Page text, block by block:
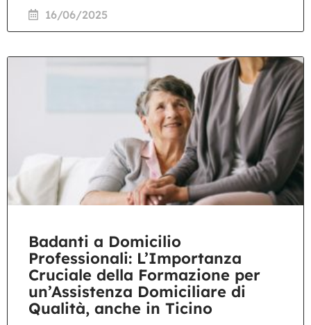
16/06/2025
Badanti a Domicilio
Professionali: L’Importanza
Cruciale della Formazione per
un’Assistenza Domiciliare di
Qualità, anche in Ticino